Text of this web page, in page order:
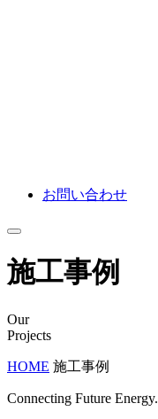
お問い合わせ
施工事例
Our
Projects
HOME 施工事例
Connecting Future Energy.